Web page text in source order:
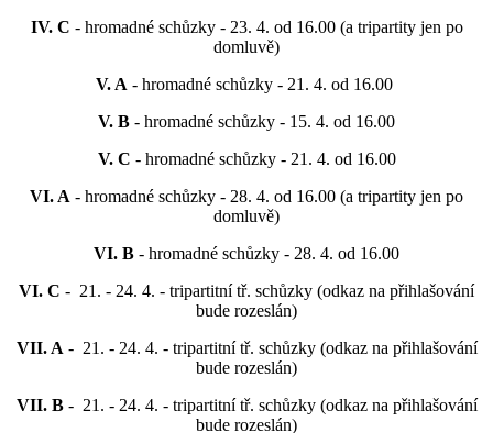
IV. C - hromadné schůzky - 23. 4. od 16.00 (a tripartity jen po
domluvě)
V. A - hromadné schůzky - 21. 4. od 16.00
V. B - hromadné schůzky - 15. 4. od 16.00
V. C - hromadné schůzky - 21. 4. od 16.00
VI. A - hromadné schůzky - 28. 4. od 16.00 (a tripartity jen po
domluvě)
VI. B - hromadné schůzky - 28. 4. od 16.00
VI. C - 21. - 24. 4. - tripartitní tř. schůzky (odkaz na přihlašování
bude rozeslán)
VII. A - 21. - 24. 4. - tripartitní tř. schůzky (odkaz na přihlašování
bude rozeslán)
VII. B- 21. - 24. 4. - tripartitní tř. schůzky (odkaz na přihlašování
bude rozeslán)